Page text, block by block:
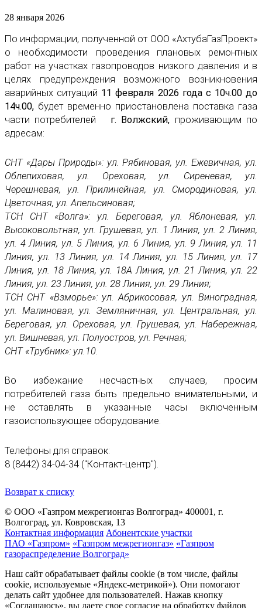
28 января 2026
По информации, полученной от ООО «АхтубаГазПроект»
о необходимости проведения плановых ремонтных
работ на участках газопроводов низкого давления и в
целях предупреждения возможного возникновения
аварийных ситуаций 11 февраля 2026 года с 10ч.00 до
14ч.00, будет временно приостановлена поставка газа
части потребителей
г. Волжский, проживающим по
адресам:
СНТ «Дары Природы»: ул. Рябиновая, ул. Ежевичная, ул.
Облепиховая, ул. Ореховая, ул. Сиреневая, ул.
Черешневая, ул. Прилинейная, ул. Смородиновая, ул.
Цветочная, ул. Апельсиновая;
ТСН СНТ «Волга»: ул. Береговая, ул. Яблоневая, ул.
Высоковольтная, ул. Грушевая, ул. 1 Линия, ул. 2 Линия,
ул. 4 Линия, ул. 5 Линия, ул. 6 Линия, ул. 9 Линия, ул. 11
Линия, ул. 13 Линия, ул. 14 Линия, ул. 15 Линия, ул. 17
Линия, ул. 18 Линия, ул. 18А Линия, ул. 21 Линия, ул. 22
Линия, ул. 23 Линия, ул. 28 Линия, ул. 29 Линия;
ТСН СНТ «Взморье»: ул. Абрикосовая, ул. Виноградная,
ул. Малиновая, ул. Земляничная, ул. Центральная, ул.
Береговая, ул. Ореховая, ул. Грушевая, ул. Набережная,
ул. Вишневая, ул. Полуостров, ул. Речная;
СНТ «Трубник»: ул.10.
Во избежание несчастных случаев, просим
потребителей газа быть предельно внимательными, и
не оставлять в указанные часы включенным
газоиспользующее оборудование.
Телефоны для справок:
8 (8442) 34-04-34 ("Контакт-центр").
Возврат к списку
© ООО «Газпром межрегионгаз Волгоград» 400001, г.
Волгоград, ул. Ковровская, 13
Контактная информация Абонентские участки
ПАО «Газпром» «Газпром межрегионгаз» «Газпром
газораспределение Волгоград»
Наш сайт обрабатывает файлы cookie (в том числе, файлы
cookie, используемые «Яндекс-метрикой»). Они помогают
делать сайт удобнее для пользователей. Нажав кнопку
«Соглашаюсь», вы даете свое согласие на обработку файлов